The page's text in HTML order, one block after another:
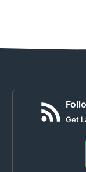
Get